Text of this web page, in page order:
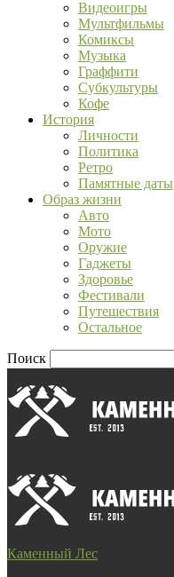
Видеоигры
Мультфильмы
Комиксы
Музыка
Граффити
Субкультуры
Кофе
История
Личности
Политика
Ретро
Памятные даты
Образ жизни
Авто
Мото
Оружие
Гаджеты
Здоровье
Фестивали
Путешествия
Остальное
Поиск
Каменный Лес